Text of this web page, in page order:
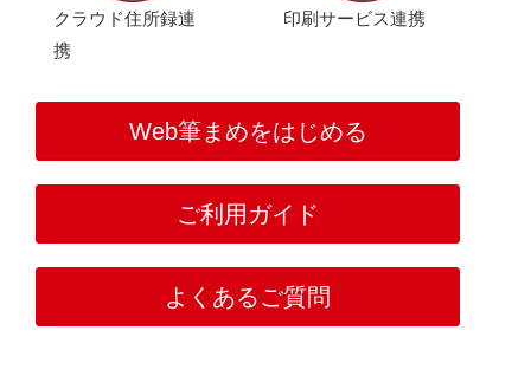
クラウド住所録連
携
印刷サービス連携
Web筆まめをはじめる
ご利用ガイド
よくあるご質問